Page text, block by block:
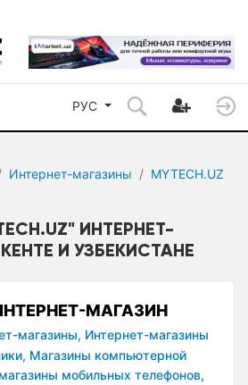
РУС
Интернет-магазины
MYTECH.UZ
ИНТЕРНЕТ-
И УЗБЕКИСТАНЕ
МАГАЗИН
магазины, Интернет-магазины
Магазины компьютерной
мобильных телефонов,